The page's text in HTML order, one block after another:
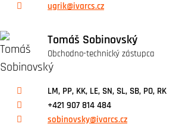
ugrik@ivarcs.cz
Tomáš Sobinovský
Obchodno-technický zástupca
LM, PP, KK, LE, SN, SL, SB, PO, RK
+421 907 814 484
sobinovsky@ivarcs.cz